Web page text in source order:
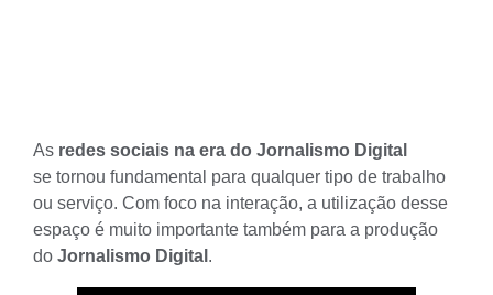
As redes sociais na era do Jornalismo Digital
se tornou fundamental para qualquer tipo de trabalho
ou serviço. Com foco na interação, a utilização desse
espaço é muito importante também para a produção
do Jornalismo Digital .